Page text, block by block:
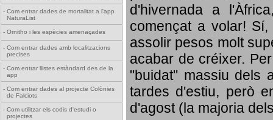
- Com entrar dades de mortalitat a l'app
NaturaList
- Ornitho i les espècies amenaçades
- Com entrar dades amb localitzacions
precises
- Com entrar llistes estàndard des de la
app
- Com entrar dades al projecte Colònies
de Falciots
- Com utilitzar els codis d'estudi o
projectes
d'hivernada a
començat a volar!
assolir pesos molt
acabar de créixer.
"buidat" massiu dels
tardes d'estiu, però
d'agost (la majoria